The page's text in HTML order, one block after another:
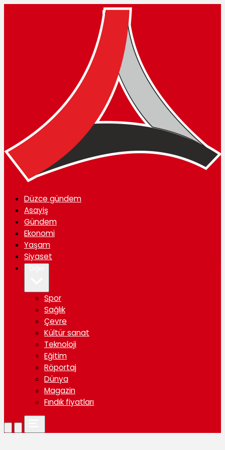
Düzce gündem
Asayiş
Gündem
Ekonomi
Yaşam
Siyaset
Spor
Sağlık
Çevre
Kültür sanat
Teknoloji
Eğitim
Röportaj
Dünya
Magazin
Fındık fiyatları